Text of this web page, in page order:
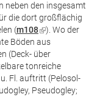
neben den insgesamt
die dort großflächig
(m108(Link
ist
extern)
). Wo der
Böden aus
(Deck- über
tonreiche
Fl. auftritt (Pelosol-
Pseudogley;